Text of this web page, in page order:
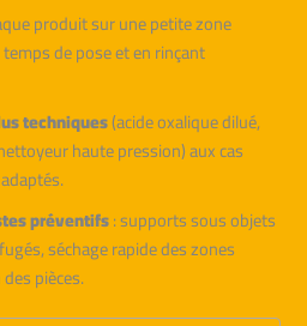
produit sur une petite zone
de pose et en rinçant
techniques(acide oxalique dilué,
haute pression) aux cas
préventifs: supports sous objets
séchage rapide des zones
pièces.